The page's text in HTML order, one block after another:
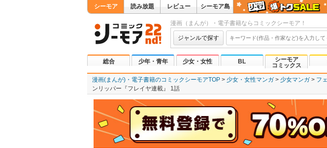
シーモア 読み放題 レビュー シーモア島
漫画（まんが）・電子書籍ならコミックシーモア！
ジャンルで探す
総合 少年・青年 少女・女性 BL
シーモア
コミックス
漫画(まんが)・電子書籍のコミックシーモアTOP 少女・女性マンガ 少女マンガ フ
ンリッパー『フレイヤ連載』 1話